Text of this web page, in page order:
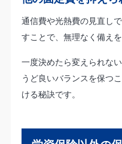
通信費や光熱費の見直し
すことで、無理なく備えを
一度決めたら変えられな
うど良いバランスを保つ
ける秘訣です。